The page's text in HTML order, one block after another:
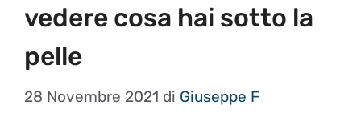
vedere cosa hai sotto la
pelle
28 Novembre 2021 di Giuseppe F